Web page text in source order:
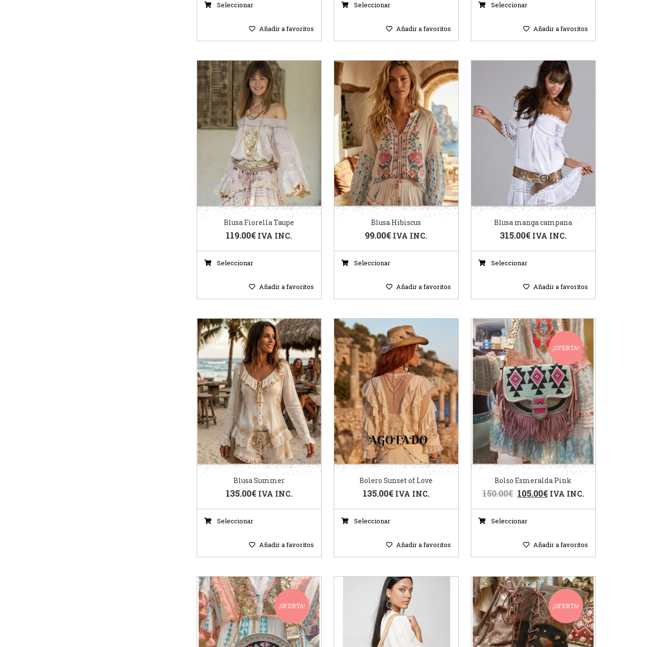
Seleccionar
Añadir a favoritos
Seleccionar
Añadir a favoritos
Seleccionar
Añadir a favoritos
Blusa Fiorella Taupe
119.00€ IVA INC.
Seleccionar
Añadir a favoritos
Blusa Hibiscus
99.00€ IVA INC.
Seleccionar
Añadir a favoritos
Blusa manga campana
315.00€ IVA INC.
Seleccionar
Añadir a favoritos
Blusa Summer
135.00€ IVA INC.
Seleccionar
Añadir a favoritos
Bolero Sunset of Love
135.00€ IVA INC.
Seleccionar
Añadir a favoritos
¡OFERTA!
Bolso Esmeralda Pink
150.00€ 105.00€ IVA INC.
Seleccionar
Añadir a favoritos
¡OFERTA! ¡OFERTA!